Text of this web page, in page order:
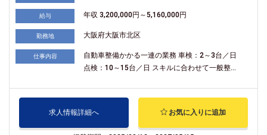
給与 年収 3,200,000円～5,160,000円
勤務地 大阪府大阪市北区
仕事内容
自動車整備かかる一連の業務 車検：2～3台／日
点検：10～15台／日 スキルに合わせて一般整...
求人情報詳細へ お気に入りに追加